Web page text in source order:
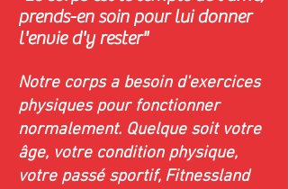
prends-en soin pour lui donner
l'envie d'y rester"
Notre corps a besoin d'exercices
physiques pour fonctionner
normalement. Quelque soit votre
âge, votre condition physique,
votre passé sportif, Fitnessland